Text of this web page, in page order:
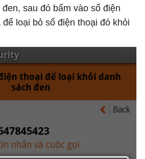
sau đó bấm vào số điện
loại bỏ số điện thoại đó khỏi